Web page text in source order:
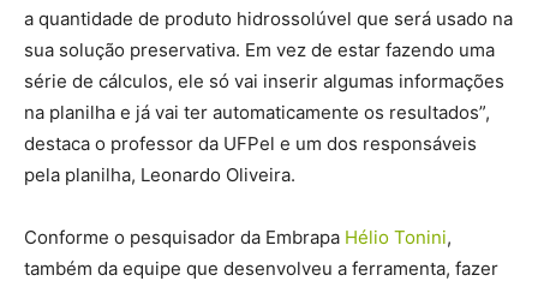
a quantidade de produto hidrossolúvel que será usado na
sua solução preservativa. Em vez de estar fazendo uma
série de cálculos, ele só vai inserir algumas informações
na planilha e já vai ter automaticamente os resultados”,
destaca o professor da UFPel e um dos responsáveis
pela planilha, Leonardo Oliveira.
Conforme o pesquisador da Embrapa Hélio Tonini,
também da equipe que desenvolveu a ferramenta, fazer